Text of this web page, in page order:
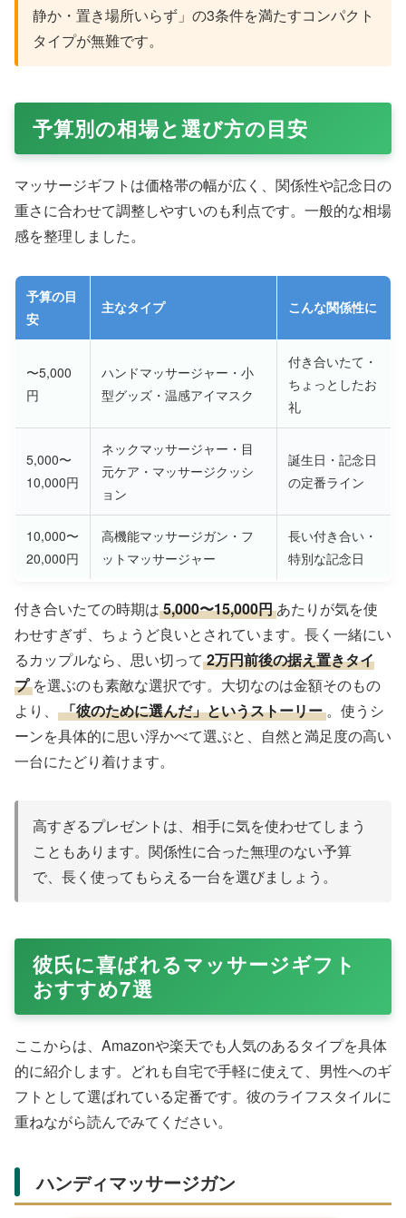
静か・置き場所いらず」の3条件を満たすコンパクト
タイプが無難です。
予算別の相場と選び方の目安
マッサージギフトは価格帯の幅が広く、関係性や記念日の
重さに合わせて調整しやすいのも利点です。一般的な相場
感を整理しました。
予算の目
安
主なタイプ こんな関係性に
〜5,000
円
ハンドマッサージャー・小
型グッズ・温感アイマスク
付き合いたて・
ちょっとしたお
礼
5,000〜
10,000円
ネックマッサージャー・目
元ケア・マッサージクッシ
ョン
誕生日・記念日
の定番ライン
10,000〜
20,000円
高機能マッサージガン・フ
ットマッサージャー
長い付き合い・
特別な記念日
付き合いたての時期は 5,000〜15,000円 あたりが気を使
わせすぎず、ちょうど良いとされています。長く一緒にい
るカップルなら、思い切って 2万円前後の据え置きタイ
プ を選ぶのも素敵な選択です。大切なのは金額そのもの
より、
「彼のために選んだ」というストーリー 。使うシ
ーンを具体的に思い浮かべて選ぶと、自然と満足度の高い
一台にたどり着けます。
高すぎるプレゼントは、相手に気を使わせてしまう
こともあります。関係性に合った無理のない予算
で、長く使ってもらえる一台を選びましょう。
彼氏に喜ばれるマッサージギフト
おすすめ7選
ここからは、Amazonや楽天でも人気のあるタイプを具体
的に紹介します。どれも自宅で手軽に使えて、男性へのギ
フトとして選ばれている定番です。彼のライフスタイルに
重ねながら読んでみてください。
ハンディマッサージガン